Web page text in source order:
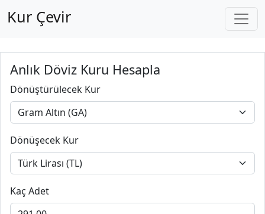
Kur Çevir
Anlık Döviz Kuru Hesapla
Dönüştürülecek Kur
Dönüşecek Kur
Kaç Adet